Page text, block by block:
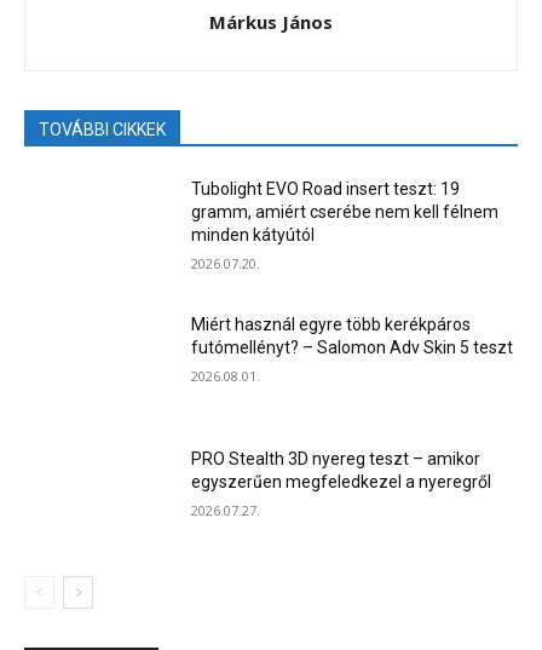
Márkus János
TOVÁBBI CIKKEK
Tubolight EVO Road insert teszt: 19
gramm, amiért cserébe nem kell félnem
minden kátyútól
2026.07.20.
Miért használ egyre több kerékpáros
futómellényt? – Salomon Adv Skin 5 teszt
2026.08.01.
PRO Stealth 3D nyereg teszt – amikor
egyszerűen megfeledkezel a nyeregről
2026.07.27.